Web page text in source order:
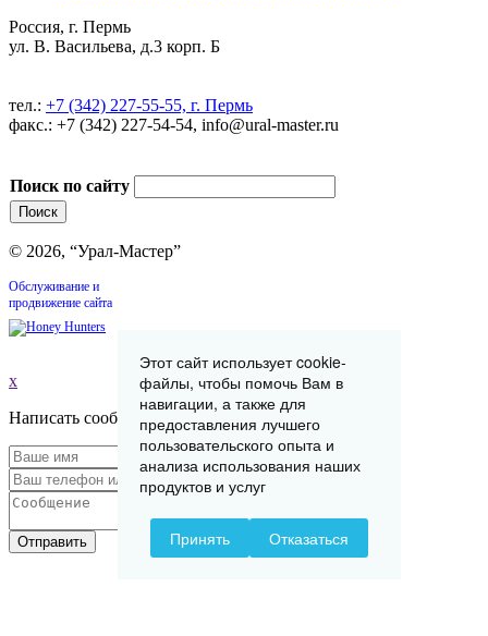
Россия, г. Пермь
ул. В. Васильева, д.3 корп. Б
тел.: +7 (342) 227-55-55, г. Пермь
факс.: +7 (342) 227-54-54, info@ural-master.ru
Поиск по сайту
© 2026, “Урал-Мастер”
Обслуживание и
продвижение сайта
x
Написать сообщение
Отправить
Этот сайт использует cookie-
файлы, чтобы помочь Вам в
навигации, а также для
предоставления лучшего
пользовательского опыта и
анализа использования наших
продуктов и услуг
Принять Отказаться